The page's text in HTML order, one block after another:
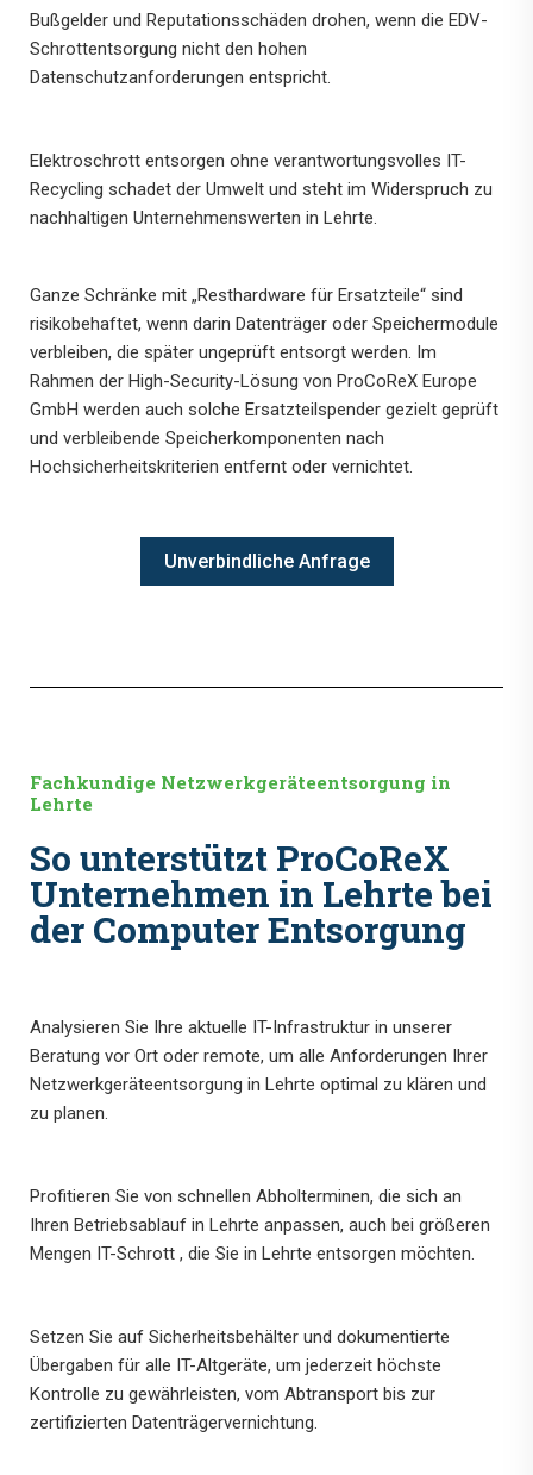
Bußgelder und Reputationsschäden drohen, wenn die EDV-
Schrottentsorgung nicht den hohen
Datenschutzanforderungen entspricht.
Elektroschrott entsorgen ohne verantwortungsvolles IT-
Recycling schadet der Umwelt und steht im Widerspruch zu
nachhaltigen Unternehmenswerten in Lehrte.
Ganze Schränke mit „Resthardware für Ersatzteile“ sind
risikobehaftet, wenn darin Datenträger oder Speichermodule
verbleiben, die später ungeprüft entsorgt werden. Im
Rahmen der High-Security-Lösung von ProCoReX Europe
GmbH werden auch solche Ersatzteilspender gezielt geprüft
und verbleibende Speicherkomponenten nach
Hochsicherheitskriterien entfernt oder vernichtet.
Unverbindliche Anfrage
Fachkundige Netzwerkgeräteentsorgung in
Lehrte
So unterstützt ProCoReX
Unternehmen in Lehrte bei
der Computer Entsorgung
Analysieren Sie Ihre aktuelle IT-Infrastruktur in unserer
Beratung vor Ort oder remote, um alle Anforderungen Ihrer
Netzwerkgeräteentsorgung in Lehrte optimal zu klären und
zu planen.
Profitieren Sie von schnellen Abholterminen, die sich an
Ihren Betriebsablauf in Lehrte anpassen, auch bei größeren
Mengen IT-Schrott , die Sie in Lehrte entsorgen möchten.
Setzen Sie auf Sicherheitsbehälter und dokumentierte
Übergaben für alle IT-Altgeräte, um jederzeit höchste
Kontrolle zu gewährleisten, vom Abtransport bis zur
zertifizierten Datenträgervernichtung.